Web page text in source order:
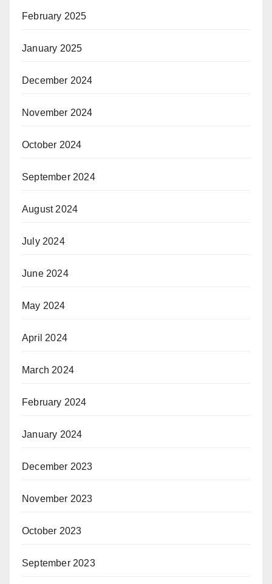
February 2025
January 2025
December 2024
November 2024
October 2024
September 2024
August 2024
July 2024
June 2024
May 2024
April 2024
March 2024
February 2024
January 2024
December 2023
November 2023
October 2023
September 2023